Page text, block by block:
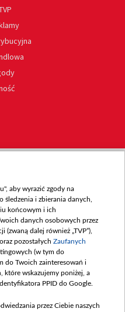
aby wyrazić zgody na
śledzenia i zbierania danych,
końcowym i ich
danych osobowych przez
(zwaną dalej również „TVP”),
oraz pozostałych Zaufanych
(w tym do
do Twoich zainteresowań i
które wskazujemy poniżej, a
PPID do Google.
przez Ciebie naszych